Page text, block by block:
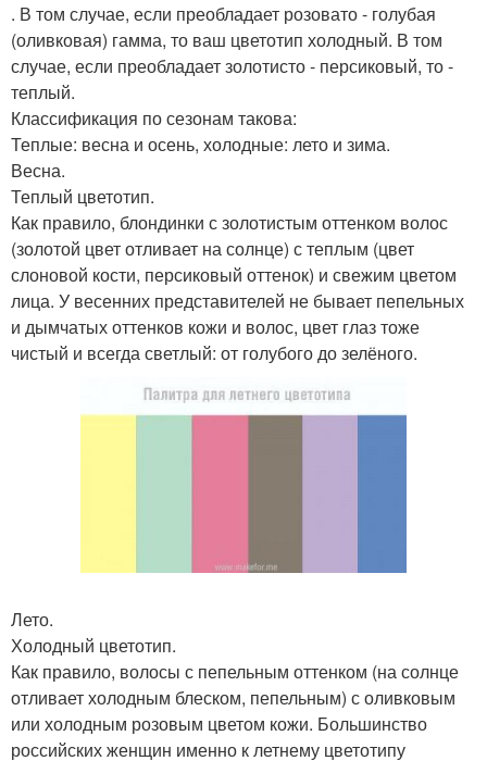
. В том случае, если преобладает розовато - голубая
(оливковая) гамма, то ваш цветотип холодный. В том
случае, если преобладает золотисто - персиковый, то -
теплый.
Классификация по сезонам такова:
Теплые: весна и осень, холодные: лето и зима.
Весна.
Теплый цветотип.
Как правило, блондинки с золотистым оттенком волос
(золотой цвет отливает на солнце) с теплым (цвет
слоновой кости, персиковый оттенок) и свежим цветом
лица. У весенних представителей не бывает пепельных
и дымчатых оттенков кожи и волос, цвет глаз тоже
чистый и всегда светлый: от голубого до зелёного.
Лето.
Холодный цветотип.
Как правило, волосы с пепельным оттенком (на солнце
отливает холодным блеском, пепельным) с оливковым
или холодным розовым цветом кожи. Большинство
российских женщин именно к летнему цветотипу